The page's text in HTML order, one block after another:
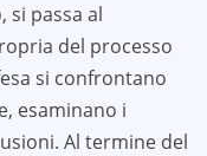
si passa al
del processo
si confrontano
esaminano i
Al termine del